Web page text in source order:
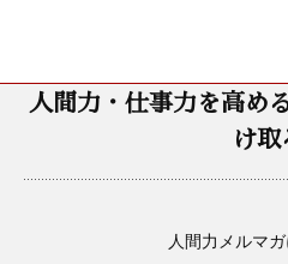
人間力・仕事力を高め
け取
人間力メルマ